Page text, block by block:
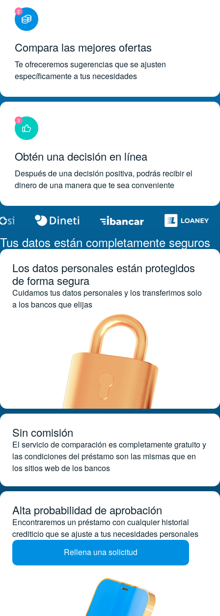
2
Compara las mejores ofertas
Te ofreceremos sugerencias que se ajusten
específicamente a tus necesidades
3
Obtén una decisión en línea
Después de una decisión positiva, podrás recibir el
dinero de una manera que te sea conveniente
Tus datos están completamente seguros
Los datos personales están protegidos
de forma segura
Cuidamos tus datos personales y los transferimos solo
a los bancos que elijas
Sin comisión
El servicio de comparación es completamente gratuito y
las condiciones del préstamo son las mismas que en
los sitios web de los bancos
Alta probabilidad de aprobación
Encontraremos un préstamo con cualquier historial
crediticio que se ajuste a tus necesidades personales
Rellena una solicitud